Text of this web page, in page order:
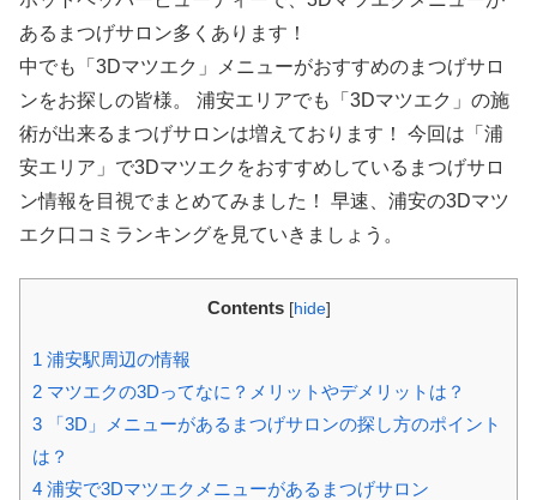
あるまつげサロン多くあります！
中でも「3Dマツエク」メニューがおすすめのまつげサロ
ンをお探しの皆様。 浦安エリアでも「3Dマツエク」の施
術が出来るまつげサロンは増えております！ 今回は「浦
安エリア」で3Dマツエクをおすすめしているまつげサロ
ン情報を目視でまとめてみました！ 早速、浦安の3Dマツ
エク口コミランキングを見ていきましょう。
Contents [hide]
1 浦安駅周辺の情報
2 マツエクの3Dってなに？メリットやデメリットは？
3 「3D」メニューがあるまつげサロンの探し方のポイント
は？
4 浦安で3Dマツエクメニューがあるまつげサロン